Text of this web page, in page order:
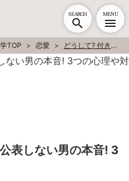
SEARCH MENU
TOP 恋愛 どうして? 付き合っても公表しない男の本音! 3つの心理や対処法
表しない男の本音! 3